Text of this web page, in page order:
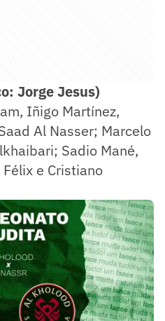
Jorge Jesus)
Iñigo Martínez,
Al Nasser; Marcelo
Sadio Mané,
e Cristiano